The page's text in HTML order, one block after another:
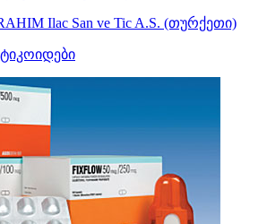
Ilac San ve Tic A.S. (თურქეთი)